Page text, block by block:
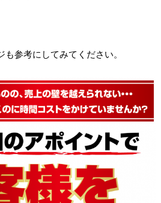
参考にしてみてください。